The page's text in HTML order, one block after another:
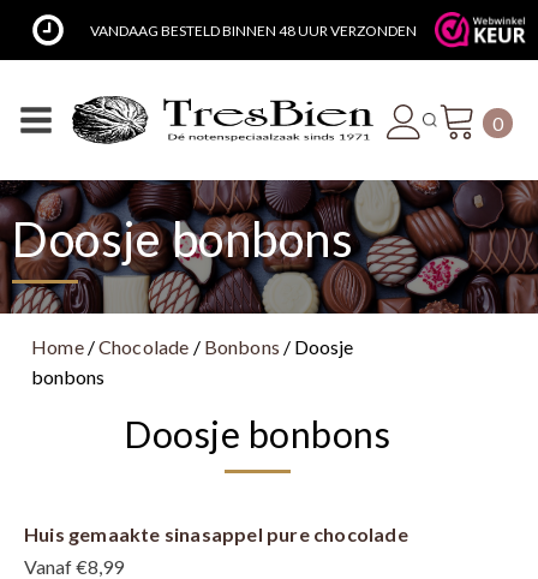
VANDAAG BESTELD BINNEN 48 UUR VERZONDEN
0
Doosje bonbons
Home/Chocolade / Bonbons / Doosje
bonbons
Doosje bonbons
Huis gemaakte sinasappel pure chocolade
Vanaf €8,99